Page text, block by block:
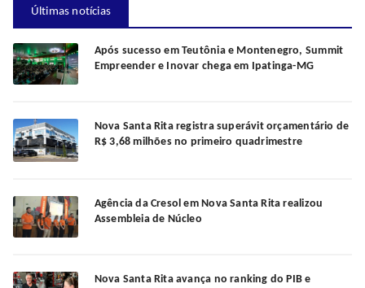
Últimas notícias
Após sucesso em Teutônia e Montenegro, Summit
Empreender e Inovar chega em Ipatinga-MG
Nova Santa Rita registra superávit orçamentário de
R$ 3,68 milhões no primeiro quadrimestre
Agência da Cresol em Nova Santa Rita realizou
Assembleia de Núcleo
Nova Santa Rita avança no ranking do PIB e